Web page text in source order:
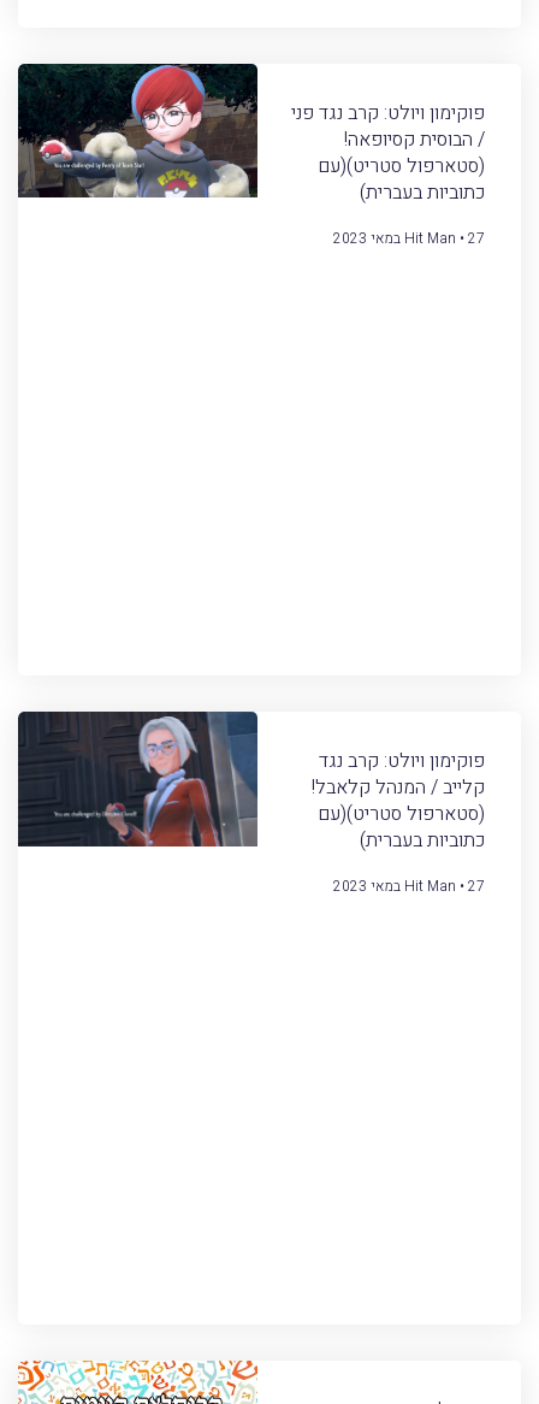
פוקימון ויולט: קרב נגד פני
/ הבוסית קסיופאה!
(סטארפול סטריט)(עם
כתוביות בעברית)
Hit Man 27 במאי 2023
פוקימון ויולט: קרב נגד
קלייב / המנהל קלאבל!
(סטארפול סטריט)(עם
כתוביות בעברית)
Hit Man 27 במאי 2023